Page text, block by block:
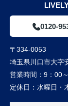
0120-
〒334-0053
埼玉県川口市大字
営業時間： 9：00
定休日： 水曜日・